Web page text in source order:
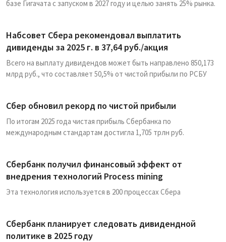
базе Гигачата с запуском в 2027 году и целью занять 25% рынка.
Набсовет Сбера рекомендовал выплатить
дивиденды за 2025 г. в 37,64 руб./акция
Всего на выплату дивидендов может быть направлено 850,173
млрд руб., что составляет 50,5% от чистой прибыли по РСБУ
Сбер обновил рекорд по чистой прибыли
По итогам 2025 года чистая прибыль Сбербанка по
международным стандартам достигла 1,705 трлн руб.
Сбербанк получил финансовый эффект от
внедрения технологий Process mining
Эта технология используется в 200 процессах Сбера
Сбербанк планирует следовать дивидендной
политике в 2025 году